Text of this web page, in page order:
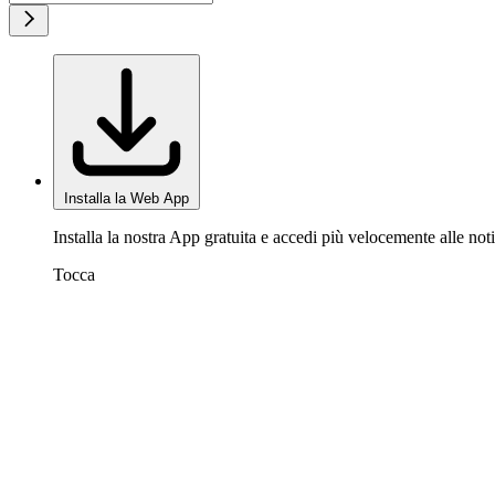
Installa la Web App
Installa la nostra App gratuita e accedi più velocemente alle
Tocca